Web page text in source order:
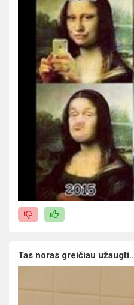
Tas noras greičiau užaugti..